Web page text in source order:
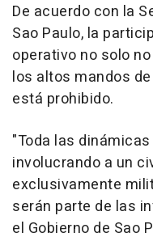
De acuerdo con la
Sao Paulo, la
operativo no solo
los altos mandos
está prohibido.
"Toda las
involucrando a un
exclusivamente
serán parte de las
el Gobierno de Sao